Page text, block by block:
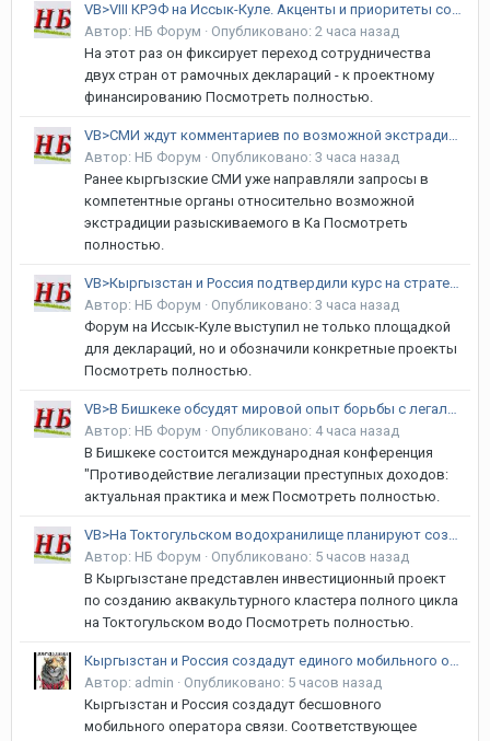
VB>VIII КРЭФ на Иссык-Куле. Акценты и приоритеты сотрудничества КР и РФ
Автор: НБ Форум · Опубликовано: 2 часа назад
На этот раз он фиксирует переход сотрудничества
двух стран от рамочных деклараций - к проектному
финансированию Посмотреть полностью.
VB>СМИ ждут комментариев по возможной экстрадиции Капенова
Автор: НБ Форум · Опубликовано: 3 часа назад
Ранее кыргызские СМИ уже направляли запросы в
компетентные органы относительно возможной
экстрадиции разыскиваемого в Ка Посмотреть
полностью.
VB>Кыргызстан и Россия подтвердили курс на стратегическое партнерство
Автор: НБ Форум · Опубликовано: 3 часа назад
Форум на Иссык-Куле выступил не только площадкой
для деклараций, но и обозначили конкретные проекты
Посмотреть полностью.
VB>В Бишкеке обсудят мировой опыт борьбы с легализацией преступных доходов
Автор: НБ Форум · Опубликовано: 4 часа назад
В Бишкеке состоится международная конференция
"Противодействие легализации преступных доходов:
актуальная практика и меж Посмотреть полностью.
VB>На Токтогульском водохранилище планируют создать аквакультурный кластер
Автор: НБ Форум · Опубликовано: 5 часов назад
В Кыргызстане представлен инвестиционный проект
по созданию аквакультурного кластера полного цикла
на Токтогульском водо Посмотреть полностью.
Кыргызстан и Россия создадут единого мобильного оператора
Автор: admin · Опубликовано: 5 часов назад
Кыргызстан и Россия создадут бесшовного
мобильного оператора связи. Соответствующее